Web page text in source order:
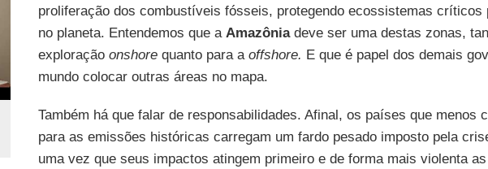
proliferação dos combustíveis fósseis, protegendo ecossistemas críticos
no planeta. Entendemos que a Amazôniadeve ser uma destas zonas,
exploração onshorequanto para a offshore. E que é papel dos demais
mundo colocar outras áreas no mapa.
Também há que falar de responsabilidades. Afinal, os países que menos
para as emissões históricas carregam um fardo pesado imposto pela
uma vez que seus impactos atingem primeiro e de forma mais violenta